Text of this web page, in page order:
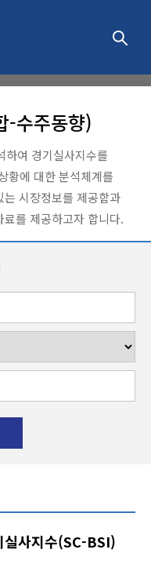
-수주동향)
하여 경기실사지수를
황에 대한 분석체계를
시장정보를 제공함과
를 제공하고자 합니다.
사지수(SC-BSI)